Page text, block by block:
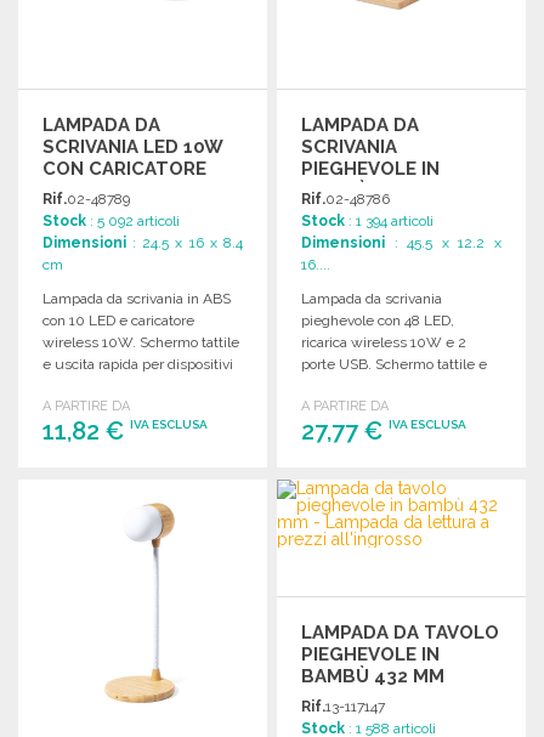
LAMPADA DA
SCRIVANIA LED 10W
CON CARICATORE
Rif.02-48789
Stock : 5 092 articoli
Dimensioni : 24.5 x 16 x 8.4
cm
Lampada da scrivania in ABS
con 10 LED e caricatore
wireless 10W. Schermo tattile
e uscita rapida per dispositivi
A PARTIRE DA
11,82 € IVA ESCLUSA
Richiedi un preventivo
LAMPADA DA
SCRIVANIA
PIEGHEVOLE IN
BAMBÙ
Rif.02-48786
Stock : 1 394 articoli
Dimensioni : 45.5 x 12.2 x
16....
Lampada da scrivania
pieghevole con 48 LED,
ricarica wireless 10W e 2
porte USB. Schermo tattile e
moderni.
A PARTIRE DA
27,77 €IVA ESCLUSA
ORDINARE
Richiedi un preventivo
LAMPADA DA TAVOLO
PIEGHEVOLE IN
BAMBÙ 432 MM
Rif.13-117147
Stock : 1 588 articoli